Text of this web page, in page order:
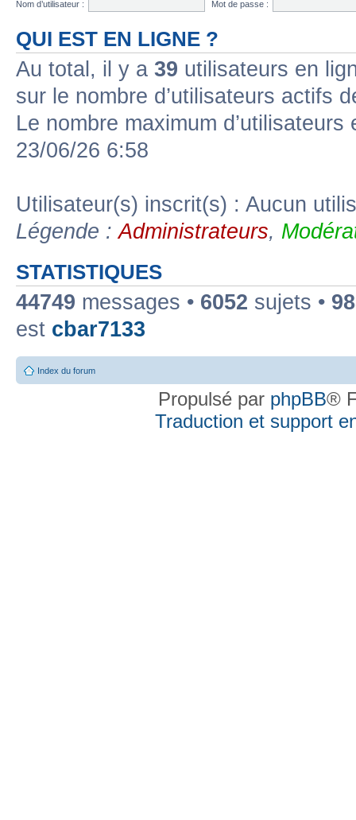
Nom d’utilisateur :
Mot de passe :
QUI EST EN LIGNE ?
Au total, il y a 39 utilisateurs en
sur le nombre d’utilisateurs actifs
Le nombre maximum
23/06/26 6:58
Utilisateur(s) inscrit(s) : Aucun
Légende :Administrateurs,
STATISTIQUES
44749 messages • 6052 sujets •
est cbar7133
Index du forum
Propulsé par phpBB®
Traduction et support